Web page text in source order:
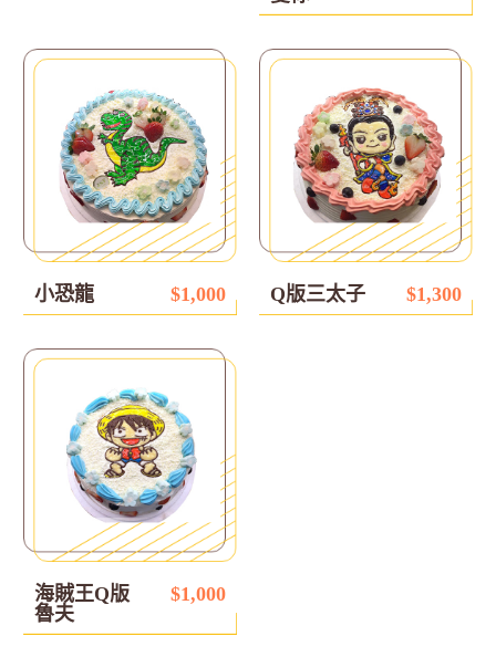
小恐龍 $1,000 Q版三太子 $1,300
海賊王Q版
魯夫
$1,000